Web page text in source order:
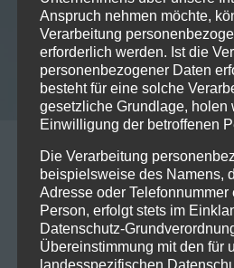
12/01/2023
Vorankündigung:
(Ville Valo)
VV – oder ausgesprochen
Anspruch nehmen möchte,
Verarbeitung
erforderlich werden. Ist die
personenbezogener Daten
besteht für eine solche
gesetzliche Grundlage, holen
Einwilligung der betroffenen
Die Verarbeitung
beispielsweise des Namens,
Adresse oder Telefonnummer
Person, erfolgt stets im
Datenschutz-
Übereinstimmung mit den für